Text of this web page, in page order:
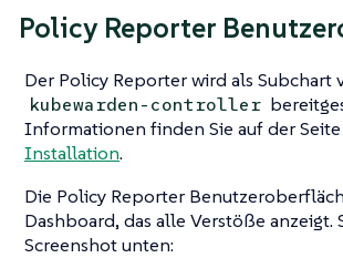
Policy Reporter
Der Policy Reporter wird als Subchart
kubewarden-controller
Informationen finden Sie auf der Seite
Installation.
Die Policy Reporter
Dashboard, das alle Verstöße anzeigt.
Screenshot unten: